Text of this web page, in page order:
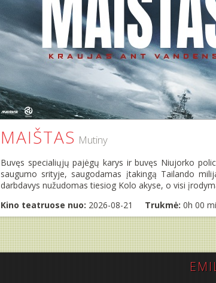
MAIŠTAS Mutiny
Buvęs specialiųjų pajėgų karys ir buvęs Niujorko
saugumo srityje, saugodamas įtakingą Tailando
darbdavys nužudomas tiesiog Kolo akyse, o visi
Kino teatruose nuo: 2026-08-21 Trukmė: 0h 00